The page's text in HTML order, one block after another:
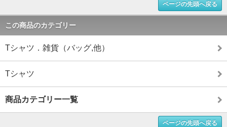
ページの先頭へ戻る
この商品のカテゴリー
Tシャツ．雑貨（バッグ,他）
Tシャツ
商品カテゴリー一覧
ページの先頭へ戻る